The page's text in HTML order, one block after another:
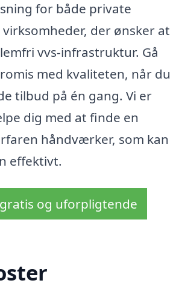
for både private
der ønsker at
vvs-infrastruktur. Gå
med kvaliteten, når du
tilbud på én gang. Vi er
dig med at finde en
håndværker, som kan
effektivt.
og uforpligtende